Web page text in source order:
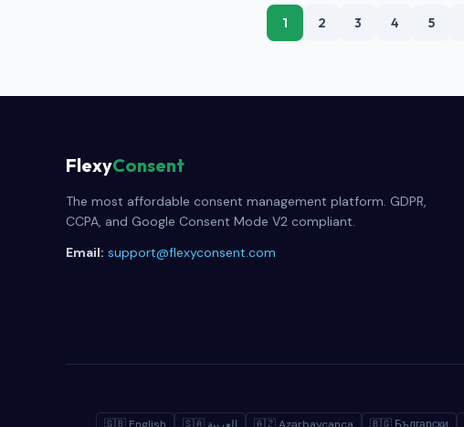
1 2 3 4 5
FlexyConsent
The most affordable consent management platform. GDPR,
CCPA, and Google Consent Mode V2 compliant.
Email: support@flexyconsent.com